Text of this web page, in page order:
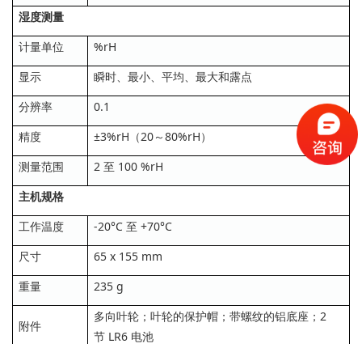
湿度测量
计量单位
%rH
显示
瞬时、最小、平均、最大和露点
分辨率
0.1
精度
±3%rH（20～80%rH）
测量范围
2 至 100 %rH
主机规格
工作温度
-20°C 至 +70°C
尺寸
65 x 155 mm
重量
235 g
附件
多向叶轮；叶轮的保护帽；带螺纹的铝底座；2
节 LR6 电池